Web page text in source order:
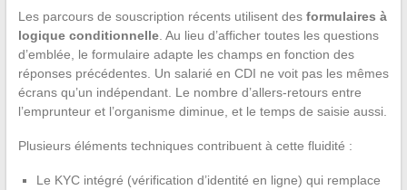
Les parcours de souscription récents utilisent des formulaires à
logique conditionnelle. Au lieu d’afficher toutes les questions
d’emblée, le formulaire adapte les champs en fonction des
réponses précédentes. Un salarié en CDI ne voit pas les mêmes
écrans qu’un indépendant. Le nombre d’allers-retours entre
l’emprunteur et l’organisme diminue, et le temps de saisie aussi.
Plusieurs éléments techniques contribuent à cette fluidité :
Le KYC intégré (vérification d’identité en ligne) qui remplace